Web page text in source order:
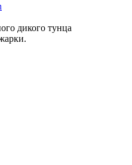
дикого тунца